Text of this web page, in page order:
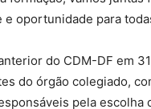
oportunidade para
do CDM-DF em
do órgão colegiado,
pela escolha